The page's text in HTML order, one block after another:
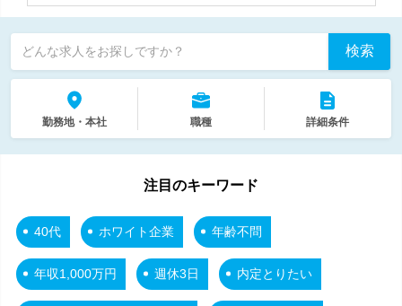
どんな求人をお探しですか？ 検索
勤務地・本社 職種 詳細条件
注目のキーワード
40代 ホワイト企業 年齢不問
年収1,000万円 週休3日 内定とりたい